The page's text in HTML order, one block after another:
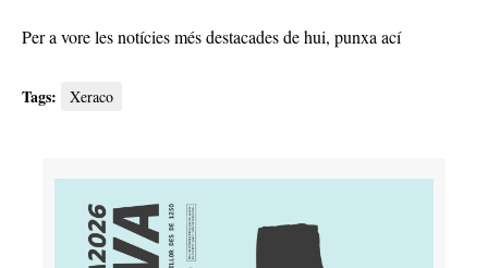
Per a vore les notícies més destacades de hui, punxa ací
Tags: Xeraco